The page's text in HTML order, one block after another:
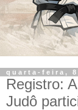
quarta-feira, 8
Registro:
Judô